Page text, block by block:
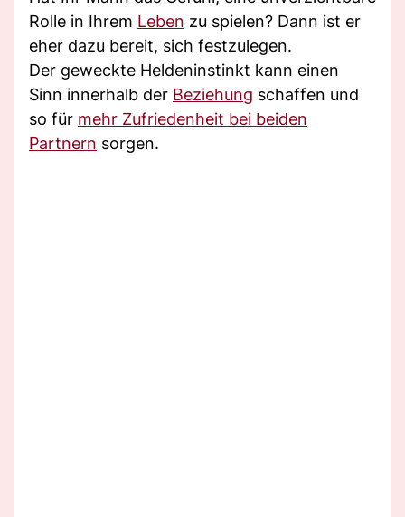
Rolle in Ihrem Leben zu spielen? Dann ist er
eher dazu bereit, sich festzulegen.
Der geweckte Heldeninstinkt kann einen
Sinn innerhalb der Beziehung schaffen und
so für mehr Zufriedenheit bei beiden
Partnern sorgen.